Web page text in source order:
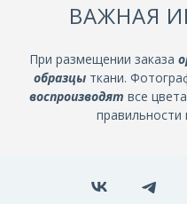
ВАЖНАЯ
При размещении заказа
образцыткани.
воспроизводят все
правильности